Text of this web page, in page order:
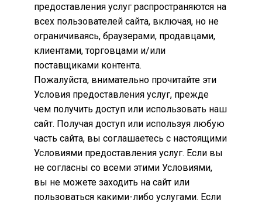
предоставления услуг распространяются на
всех пользователей сайта, включая, но не
ограничиваясь, браузерами, продавцами,
клиентами, торговцами и/или
поставщиками контента.
Пожалуйста, внимательно прочитайте эти
Условия предоставления услуг, прежде
чем получить доступ или использовать наш
сайт. Получая доступ или используя любую
часть сайта, вы соглашаетесь с настоящими
Условиями предоставления услуг. Если вы
не согласны со всеми этими Условиями,
вы не можете заходить на сайт или
пользоваться какими-либо услугами. Если